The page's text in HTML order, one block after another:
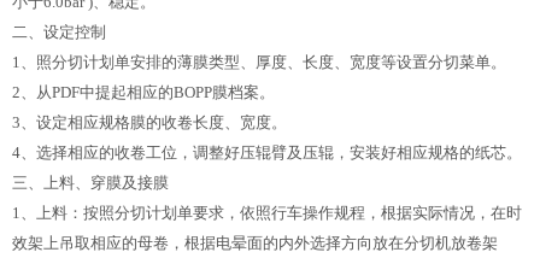
二、设定控制
1、照分切计划单安排的薄膜类型、厚度、长度、宽度等设置分切菜单。
2、从PDF中提起相应的BOPP膜档案。
3、设定相应规格膜的收卷长度、宽度。
4、选择相应的收卷工位，调整好压辊臂及压辊，安装好相应规格的纸芯。
三、上料、穿膜及接膜
1、上料：按照分切计划单要求，依照行车操作规程，根据实际情况，在时
效架上吊取相应的母卷，根据电晕面的内外选择方向放在分切机放卷架